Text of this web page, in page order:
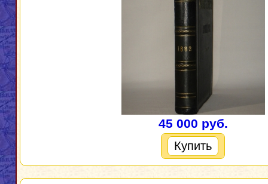
45 000 руб.
Купить